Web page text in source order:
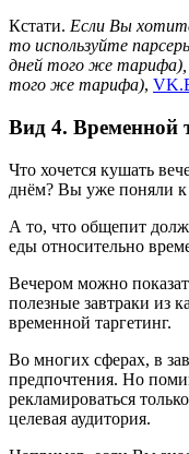
Кстати. Если Вы
то используйте
дней того же тарифа),
того же тарифа),
Вид 4. Временной
Что хочется кушать
днём? Вы уже поняли
А то, что общепит
еды относительно
Вечером можно
полезные завтраки из
временной таргетинг.
Во многих сферах, в
предпочтения. Но
рекламироваться
целевая аудитория.